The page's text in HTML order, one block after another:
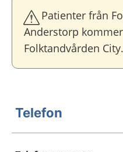
Patienter från
Anderstorp
Folktandvården City.
Telefon